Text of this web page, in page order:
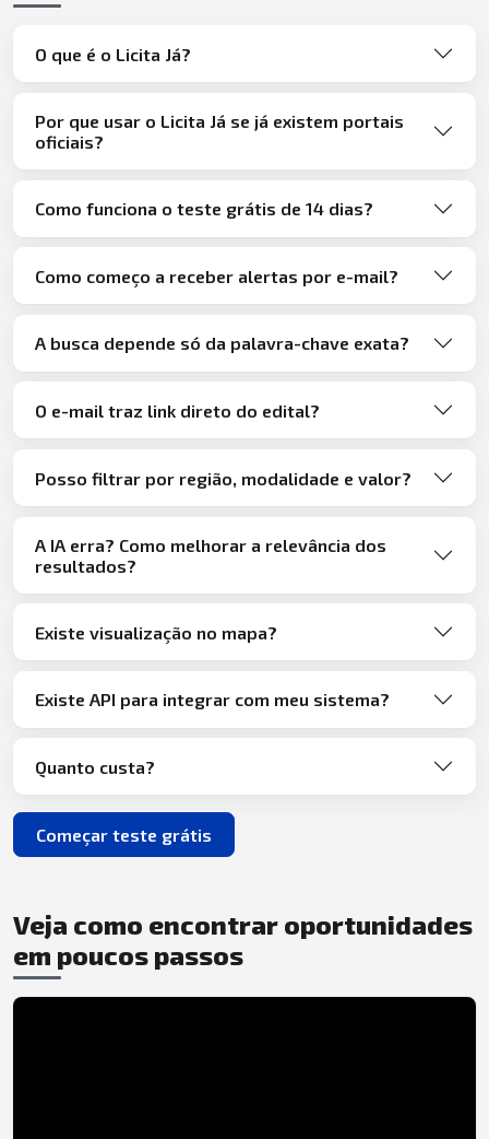
O que é o Licita Já?
Por que usar o Licita Já se já existem portais
oficiais?
Como funciona o teste grátis de 14 dias?
Como começo a receber alertas por e-mail?
A busca depende só da palavra-chave exata?
O e-mail traz link direto do edital?
Posso filtrar por região, modalidade e valor?
A IA erra? Como melhorar a relevância dos
resultados?
Existe visualização no mapa?
Existe API para integrar com meu sistema?
Quanto custa?
Começar teste grátis
Veja como encontrar oportunidades
em poucos passos